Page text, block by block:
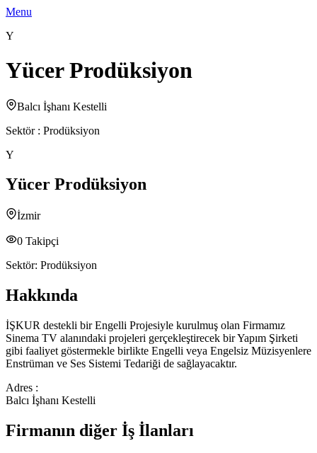
Menu
Y
Yücer Prodüksiyon
Balcı İşhanı Kestelli
Sektör : Prodüksiyon
Y
Yücer Prodüksiyon
İzmir
0 Takipçi
Sektör: Prodüksiyon
Hakkında
İŞKUR destekli bir Engelli Projesiyle kurulmuş olan Firmamız
Sinema TV alanındaki projeleri gerçekleştirecek bir Yapım Şirketi
gibi faaliyet göstermekle birlikte Engelli veya Engelsiz Müzisyenlere
Enstrüman ve Ses Sistemi Tedariği de sağlayacaktır.
Adres :
Balcı İşhanı Kestelli
Firmanın diğer İş İlanları